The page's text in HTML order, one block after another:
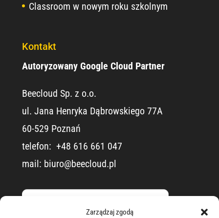
Zarządzaj zgodą
Classroom w nowym roku szkolnym
Kontakt
Autoryzowany Google Cloud Partner
Beecloud Sp. z o.o.
ul. Jana Henryka Dąbrowskiego 77A
60-529 Poznań
telefon: ​ +48 616 661 047
mail: biuro@beecloud.pl